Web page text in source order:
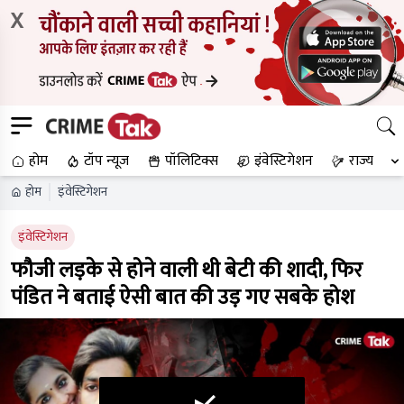
X
होम टॉप न्यूज पॉलिटिक्स इंवेस्टिगेशन राज्य
होम इंवेस्टिगेशन
इंवेस्टिगेशन
फौजी लड़के से होने वाली थी बेटी की शादी, फिर
पंडित ने बताई ऐसी बात की उड़ गए सबके होश